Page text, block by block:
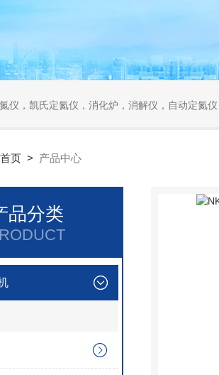
仪，凯氏定氮仪，消化炉，消解仪，自动定氮仪，全自
首页 > 产品中心
品分类